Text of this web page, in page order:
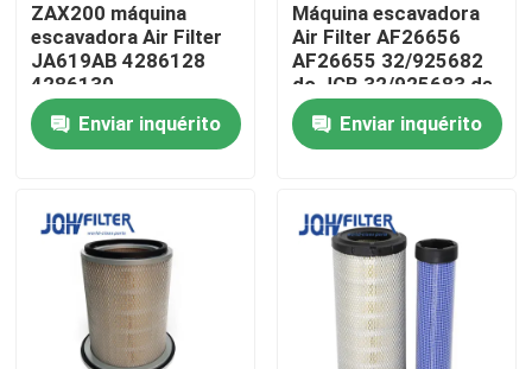
Controle de qualidade
Contacte-nos
Solicite um orçamento
Máquina escavadora Air Filter
ZAX200 máquina
escavadora Air Filter
JA619AB 4286128
4286130
YN11P00029S003
YN11P00029S002
Enviar inquérito
Máquina escavadora
Air Filter AF26656
AF26655 32/925682
do JCB 32/925683 de
P608533
Enviar inquérito